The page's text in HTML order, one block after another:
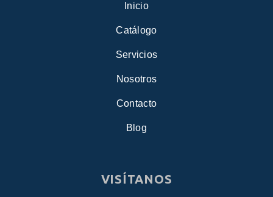
Inicio
Catálogo
Servicios
Nosotros
Contacto
Blog
VISÍTANOS